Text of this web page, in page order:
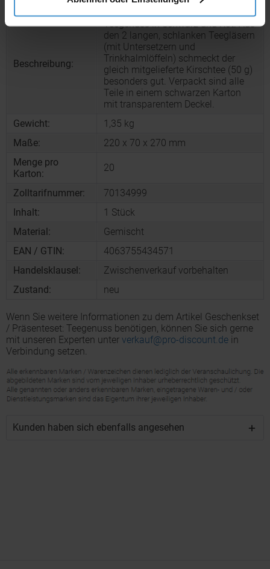
Teegenuss
Beschreibung:
Teegenuss in Schwarz und Rot. Aus
den 2 langen, schlanken Teegläsern
(mit Untersetzern und
Trinkhalmlöffeln) schmeckt der
gleich mitgelieferte Kirschtee (50 g)
besonders gut. Verpackt sind alle
Teile in einem schwarzen Karton
mit transparentem Deckel.
Gewicht:
1,35 kg
Maße:
220 x 70 x 270 mm
Menge pro
Karton:
20
Zolltarifnummer:
70134999
Inhalt:
1 Stück
Material:
Gemischt
EAN / GTIN:
4063755434571
Handelsklausel:
Zwischenverkauf vorbehalten
Zustand:
neu
Wenn Sie weitere Informationen zu dem Artikel Geschenkset
/ Präsenteset: Teegenuss benötigen, können Sie sich gerne
mit unseren Experten unter verkauf@pro-discount.de in
Verbindung setzen.
Kunden haben sich ebenfalls angesehen